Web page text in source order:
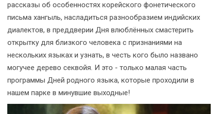
рассказы об особенностях корейского фонетического
письма хангыль, насладиться разнообразием индийских
диалектов, в преддверии Дня влюблённых смастерить
открытку для близкого человека с признаниями на
нескольких языках и узнать, в честь кого было названо
могучее дерево секвойя. И это - только малая часть
программы Дней родного языка, которые проходили в
нашем парке в минувшие выходные!